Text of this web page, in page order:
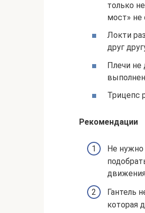
только
мост» не
Локти
друг
Плечи не
Трицепс
Рекомендации
Не нужно
Гантель
которая